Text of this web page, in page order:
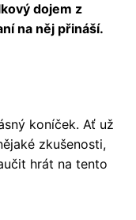
dojem z
na něj přináší.
koníček. Ať už
zkušenosti,
hrát na tento